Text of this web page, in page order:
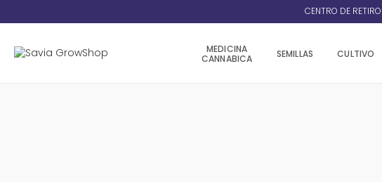
CENTRO DE
MEDICINA
CANNABICA
SEMILLAS CULTIVO